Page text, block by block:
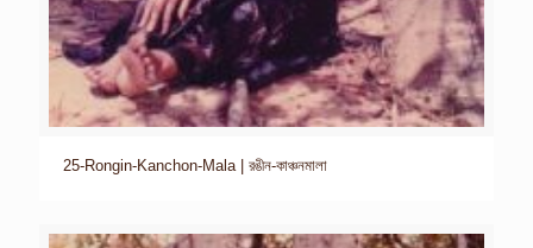
25-Rongin-Kanchon-Mala | রঙীন-কাঞ্চনমালা